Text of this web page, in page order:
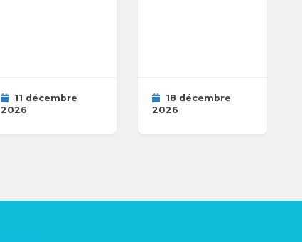
11 décembre
2026
18 décembre
2026